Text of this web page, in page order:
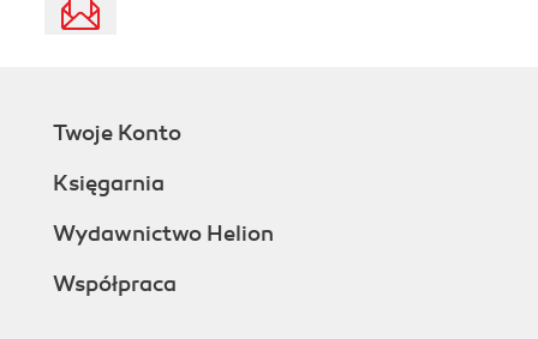
Twoje Konto
Księgarnia
Wydawnictwo Helion
Współpraca